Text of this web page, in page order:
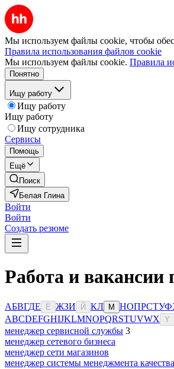
Мы используем файлы cookie, чтобы
Правила использования файлов cookie
Мы используем файлы cookie. Правила
Понятно
Ищу работу
Ищу работу
Ищу работу
Ищу сотрудника
Сервисы
Помощь
Ещё
Поиск
Белая Глина
Войти
Войти
Создать резюме
Работа и вакансии
АБВГДЕ Ё ЖЗИ Й КЛ М НОПРСТУФ
ABCDEFGHIJKLMNOPQRSTUVWX Y
менеджер сервисной службы 3
менеджер сетевого бизнеса
менеджер сети магазинов
менеджер системы менеджмента качества